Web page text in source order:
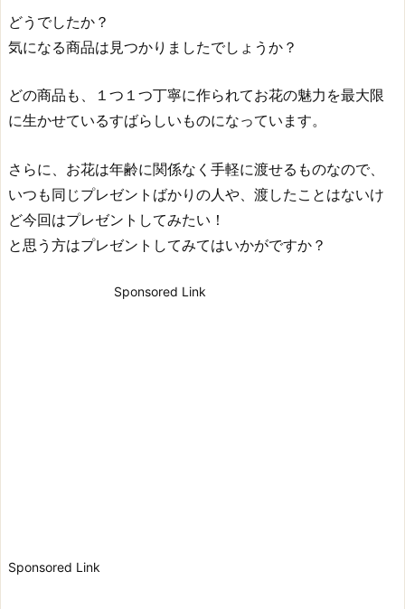
どうでしたか？
気になる商品は見つかりましたでしょうか？
どの商品も、１つ１つ丁寧に作られてお花の魅力を最大限
に生かせているすばらしいものになっています。
さらに、お花は年齢に関係なく手軽に渡せるものなので、
いつも同じプレゼントばかりの人や、渡したことはないけ
ど今回はプレゼントしてみたい！
と思う方はプレゼントしてみてはいかがですか？
Sponsored Link
Sponsored Link